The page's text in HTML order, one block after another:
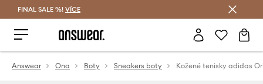
FINAL SALE %! VÍCE
Answear Ona Boty Sneakers boty